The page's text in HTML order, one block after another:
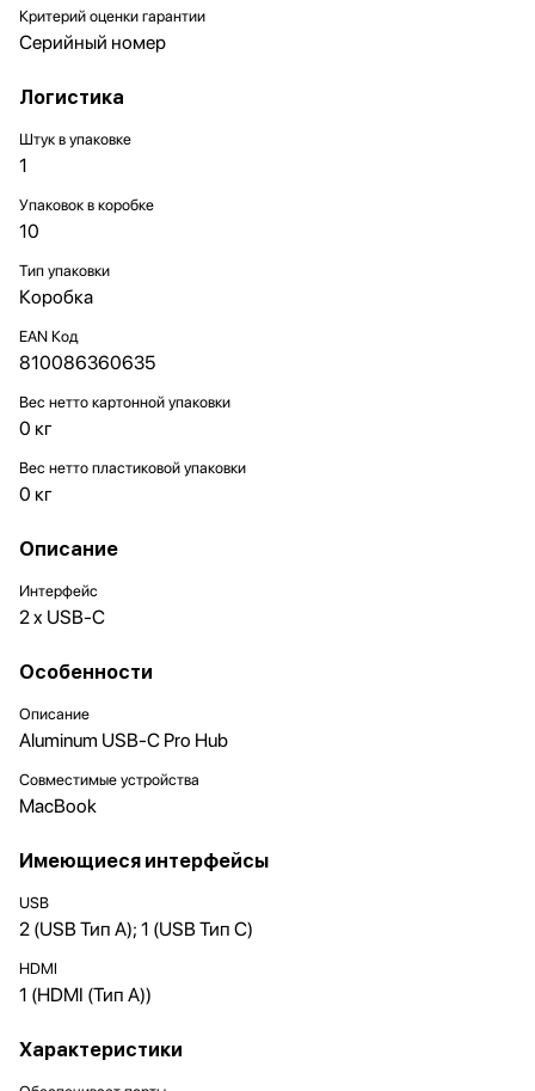
Критерий оценки гарантии
Серийный номер
Логистика
Штук в упаковке
1
Упаковок в коробке
10
Тип упаковки
Коробка
EAN Код
810086360635
Вес нетто картонной упаковки
0 кг
Вес нетто пластиковой упаковки
0 кг
Описание
Интерфейс
2 x USB-C
Особенности
Описание
Aluminum USB-C Pro Hub
Совместимые устройства
MacBook
Имеющиеся интерфейсы
USB
2 (USB Тип A); 1 (USB Тип C)
HDMI
1 (HDMI (Тип A))
Характеристики